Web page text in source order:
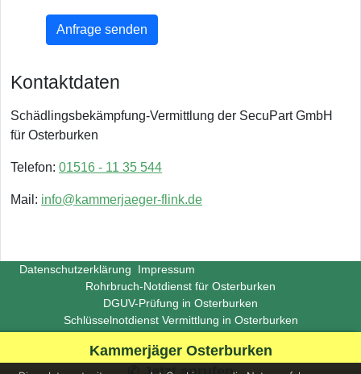
Kammerjäger Osterburken
Anfrage senden
Kontaktdaten
Schädlingsbekämpfung-Vermittlung der SecuPart GmbH
für Osterburken
Telefon: 01516 - 11 35 544
Mail: info@kammerjaeger-flink.de
Datenschutzerklärung
Impressum
Rohrbruch-Notdienst für Osterburken
DGUV-Prüfung in Osterburken
Schlüsselnotdienst Vermittlung in Osterburken
(Last update 2026-06-29)